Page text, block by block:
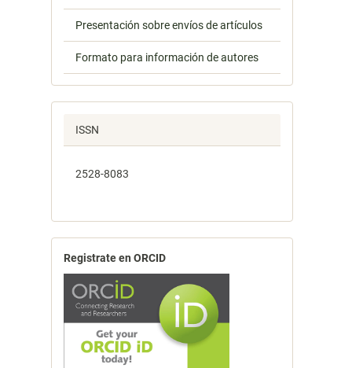
Presentación sobre envíos de artículos
Formato para información de autores
ISSN
2528-8083
Registrate en ORCID